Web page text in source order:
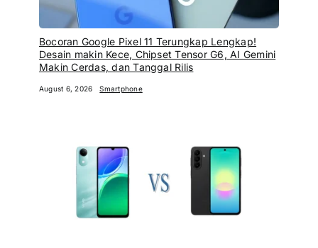
Bocoran Google Pixel 11 Terungkap Lengkap!
Desain makin Kece, Chipset Tensor G6, AI Gemini
Makin Cerdas, dan Tanggal Rilis
August 6, 2026 Smartphone